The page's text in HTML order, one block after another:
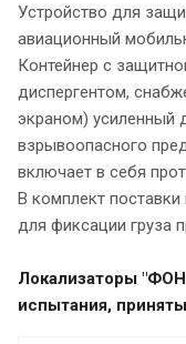
Устройство для
авиационный
Контейнер с
диспергентом,
экраном) усиленный
взрывоопасного
включает в себя
В комплект
для фиксации груза
Локализаторы
испытания,